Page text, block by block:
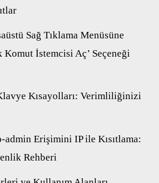
Sağ Tıklama Menüsüne
Komut İstemcisi Aç’ Seçeneği
Kısayolları: Verimliliğinizi
admin Erişimini IP ile Kısıtlama:
Rehberi